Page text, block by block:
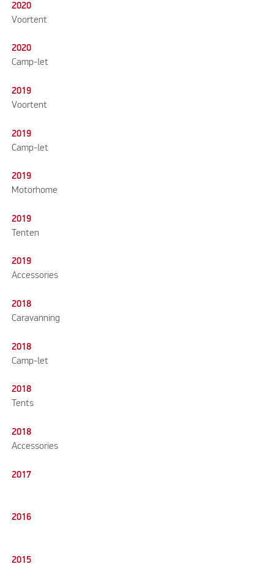
2020
Voortent
2020
Camp-let
2019
Voortent
2019
Camp-let
2019
Motorhome
2019
Tenten
2019
Accessories
2018
Caravanning
2018
Camp-let
2018
Tents
2018
Accessories
2017
2016
2015